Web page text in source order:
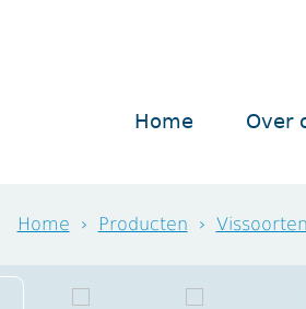
Home Over
Home › Producten › Vissoorten